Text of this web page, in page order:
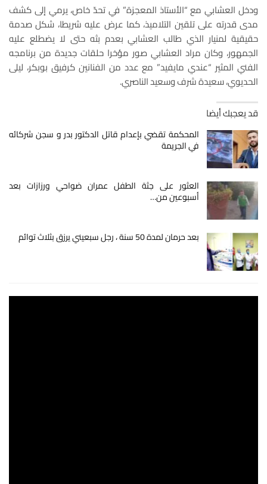
ودخل العشابي مع “الأستاذ المعجزة” في تحدّ خاص، يرمي إلى كشف
مدى قدرته على تلقين التلاميذ، كما عرض عليه شريطا، شكل صدمة
حقيقية لمنيار الذي طالب العشابي بعدم بثه حتى لا يضطلع عليه
الجمهور، وكان مراد العشابي صور مؤخرا حلقات جديدة من برنامجه
الفني المثير “عندي مايفيد” مع عدد من الفنانين كرفيق بوبكر، ليلى
الحديوي، سعيدة شرف وسعيد الناصري.
قد يعجبك أيضا
المحكمة تقضي بإعدام قاتل الدكتور بدر و سجن شركائه
في الجريمة
العثور على جثة الطفل عمران ضواحي ورزازات بعد
أسبوعين من…
بعد حرمان لمدة 50 سنة ، رجل سبعيني يرزق بثلاث توائم